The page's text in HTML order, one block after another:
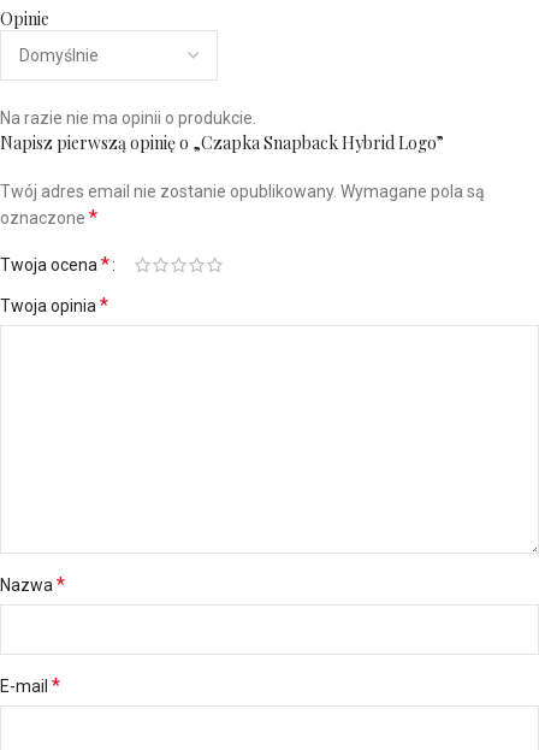
Opinie
Na razie nie ma opinii o produkcie.
Napisz pierwszą opinię o „Czapka Snapback Hybrid Logo”
Twój adres email nie zostanie opublikowany. Wymagane pola są
oznaczone *
Twoja ocena*
Twoja opinia*
Nazwa*
E-mail *